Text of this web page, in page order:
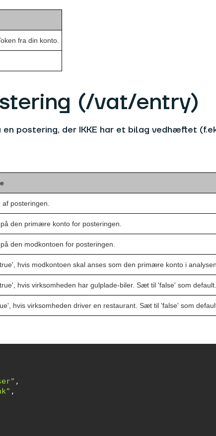
fra din konto.
(/vat/entry)
postering, der IKKE har et bilag vedhæftet
af posteringen.
den primære konto for posteringen.
den modkontoen for posteringen.
hvis modkontoen skal anses som den primære konto i analysen.
hvis virksomheden har gulplade-biler. Sæt til 'false' som default.
hvis virksomheden driver en restaurant. Sæt til 'false' som